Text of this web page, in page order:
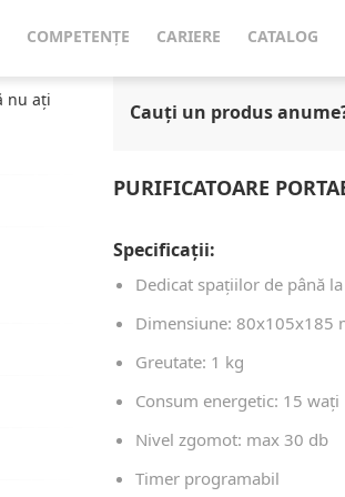
COMPETENȚE CARIERE CATALOG
nu ați
Cauți un produs
PURIFICATOARE
Specificații:
Dedicat spațiilor de până
Dimensiune: 80x105x185
Greutate: 1 kg
Consum energetic: 15 wați
Nivel zgomot: max 30 db
Timer programabil